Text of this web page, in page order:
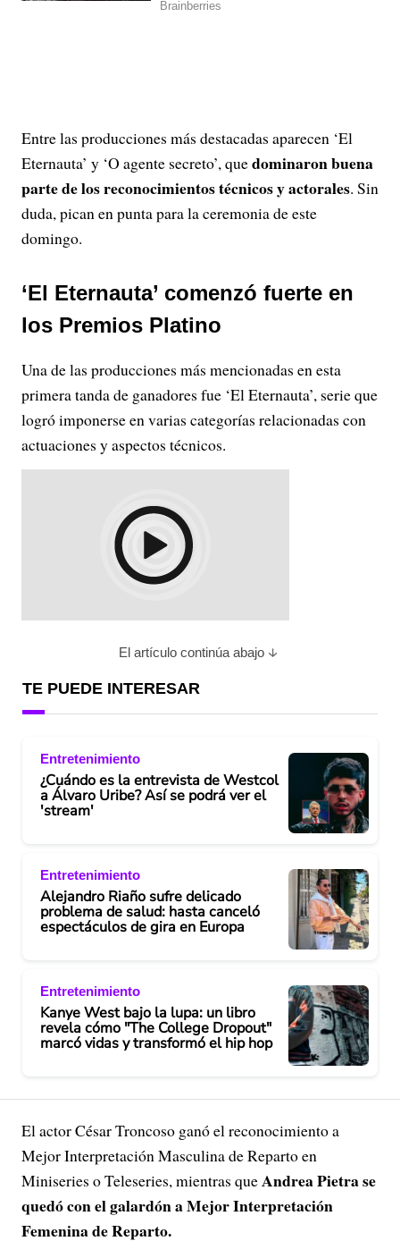
Entre las producciones más destacadas aparecen ‘El
Eternauta’ y ‘O agente secreto’, quedominaron buena
parte de los reconocimientos técnicos y actorales. Sin
duda, pican en punta para la ceremonia de este
domingo.
‘El Eternauta’ comenzó fuerte en
los Premios Platino
Una de las producciones más mencionadas en esta
primera tanda de ganadores fue ‘El Eternauta’, serie que
logró imponerse en varias categorías relacionadas con
actuaciones y aspectos técnicos.
El artículo continúa abajo
TE PUEDE INTERESAR
Entretenimiento
¿Cuándo es la entrevista de Westcol
a Álvaro Uribe? Así se podrá ver el
'stream'
Entretenimiento
Alejandro Riaño sufre delicado
problema de salud: hasta canceló
espectáculos de gira en Europa
Entretenimiento
Kanye West bajo la lupa: un libro
revela cómo "The College Dropout"
marcó vidas y transformó el hip hop
El actor César Troncoso ganó el reconocimiento a
Mejor Interpretación Masculina de Reparto en
Miniseries o Teleseries, mientras queAndrea Pietra se
quedó con el galardón a Mejor Interpretación
Femenina de Reparto.